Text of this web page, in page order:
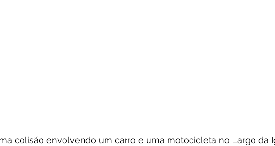
colisão envolvendo um carro e uma motocicleta no Largo da